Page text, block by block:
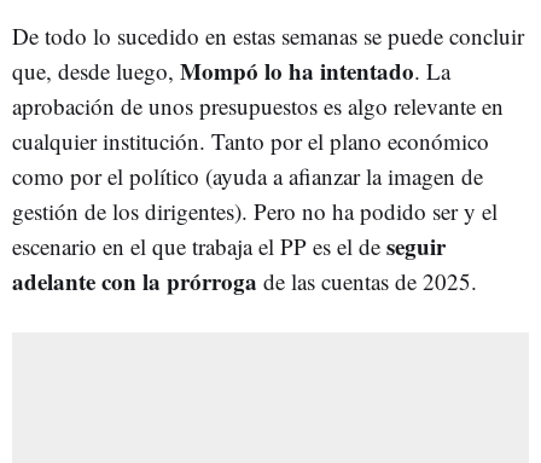
De todo lo sucedido en estas semanas se puede concluir
que, desde luego, Mompó lo ha intentado. La
aprobación de unos presupuestos es algo relevante en
cualquier institución. Tanto por el plano económico
como por el político (ayuda a afianzar la imagen de
gestión de los dirigentes). Pero no ha podido ser y el
escenario en el que trabaja el PP es el de seguir
adelante con la prórroga de las cuentas de 2025.